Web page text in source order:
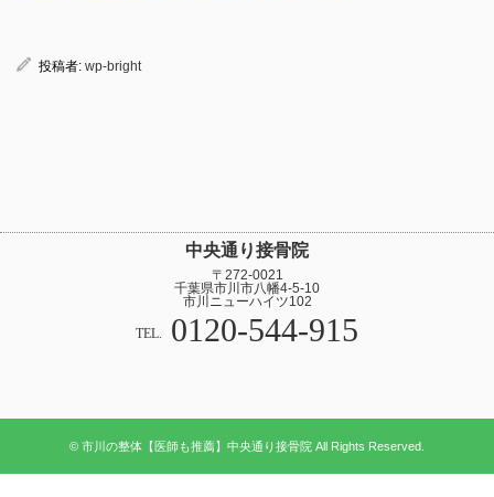
投稿者: wp-bright
中央通り接骨院
〒272-0021
千葉県市川市八幡4-5-10
市川ニューハイツ102
TEL. 0120-544-915
© 市川の整体【医師も推薦】中央通り接骨院 All Rights Reserved.